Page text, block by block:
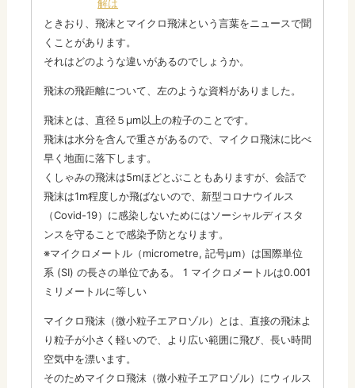
解は
ときおり、飛沫とマイクロ飛沫という言葉をニュースで聞
くことがあります。
それはどのような違いがあるのでしょうか。
飛沫の飛距離について、左のような資料がありました。
飛沫とは、直径５μm以上の粒子のことです。
飛沫は水分を含んで重さがあるので、マイクロ飛沫に比べ
早く地面に落下します。
くしゃみの飛沫は5mほどとぶこともありますが、会話で
飛沫は1m程度しか飛ばないので、新型コロナウイルス
（Covid-19）に感染しないためにはソーシャルディスタ
ンスを守ることで感染予防となります。
※マイクロメートル（micrometre, 記号µm）は国際単位
系 (SI) の長さの単位である。 1 マイクロメートルは0.001
ミリメートルに等しい
マイクロ飛沫（微小粒子エアロゾル）とは、直接の飛沫よ
り粒子が小さく軽いので、より広い範囲に飛び、長い時間
空気中を漂います。
そのためマイクロ飛沫（微小粒子エアロゾル）にウィルス